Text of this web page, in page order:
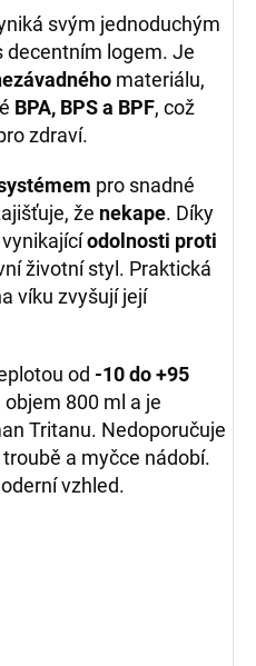
svým jednoduchým
decentním logem. Je
materiálu,
BPA, BPS a BPF, což
zdraví.
pro snadné
že nekape. Díky
vynikajícíodolnosti proti
životní styl. Praktická
víku zvyšují její
od -10 do +95
objem 800 ml a je
Tritanu. Nedoporučuje
a myčce nádobí.
vzhled.